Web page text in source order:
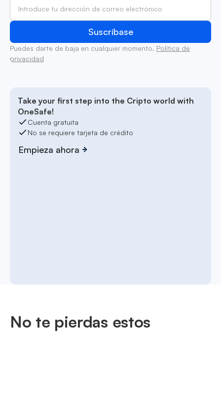
Puedes darte de baja en cualquier momento. Política de
privacidad
Take your first step into the Cripto world with
OneSafe!
Cuenta gratuita
No se requiere tarjeta de crédito
Empieza ahora
No te pierdas estos